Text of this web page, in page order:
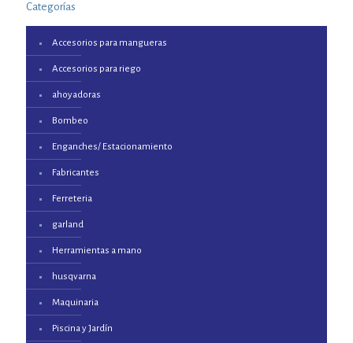
Categorías
Accesorios para mangueras
Accesorios para riego
ahoyadoras
Bombeo
Enganches/ Estacionamiento
Fabricantes
Ferreteria
garland
Herramientas a mano
husqvarna
Maquinaria
Piscina y Jardín